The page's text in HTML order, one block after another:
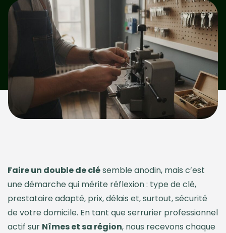
Faire un double de clésemble anodin, mais c’est
une démarche qui mérite réflexion : type de clé,
prestataire adapté, prix, délais et, surtout, sécurité
de votre domicile. En tant que serrurier professionnel
actif sur Nîmes et sa région, nous recevons chaque